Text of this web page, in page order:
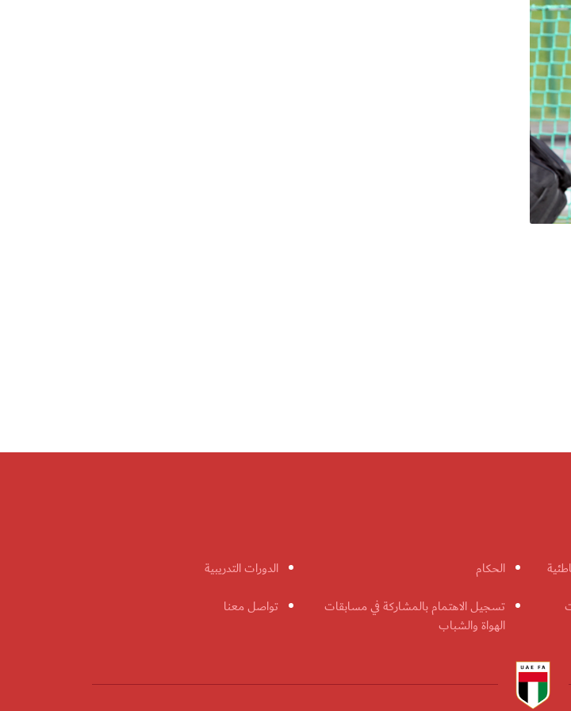
الحكام
الدورات التدريبية
تسجيل الاهتمام بالمشاركة في مسابقات
الهواة والشباب
تواصل معنا